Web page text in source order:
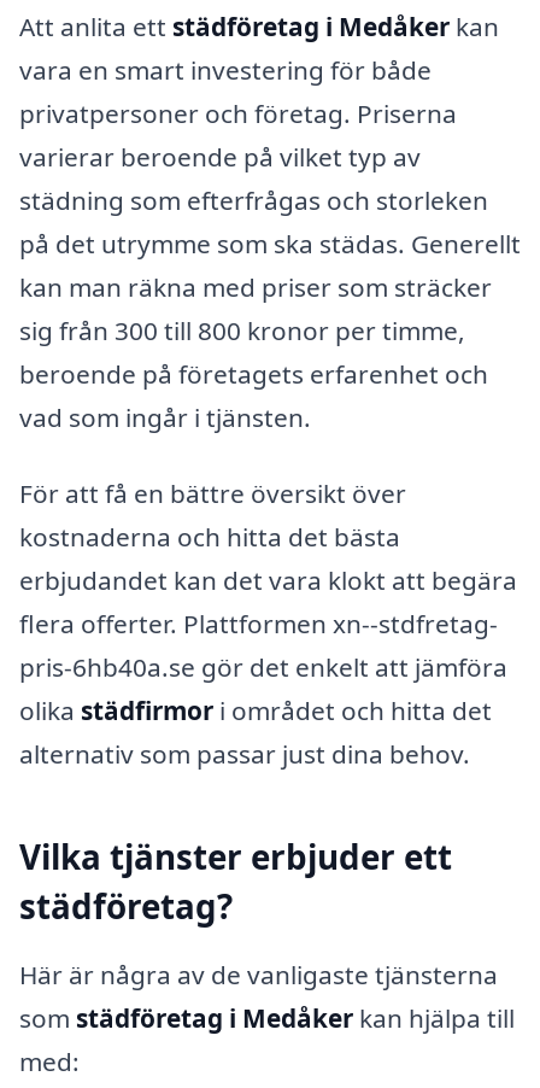
Att anlita ett städföretag i Medåker kan
vara en smart investering för både
privatpersoner och företag. Priserna
varierar beroende på vilket typ av
städning som efterfrågas och storleken
på det utrymme som ska städas. Generellt
kan man räkna med priser som sträcker
sig från 300 till 800 kronor per timme,
beroende på företagets erfarenhet och
vad som ingår i tjänsten.
För att få en bättre översikt över
kostnaderna och hitta det bästa
erbjudandet kan det vara klokt att begära
flera offerter. Plattformen xn--stdfretag-
pris-6hb40a.se gör det enkelt att jämföra
olika städfirmor i området och hitta det
alternativ som passar just dina behov.
Vilka tjänster erbjuder ett
städföretag?
Här är några av de vanligaste tjänsterna
som städföretag i Medåker kan hjälpa till
med: